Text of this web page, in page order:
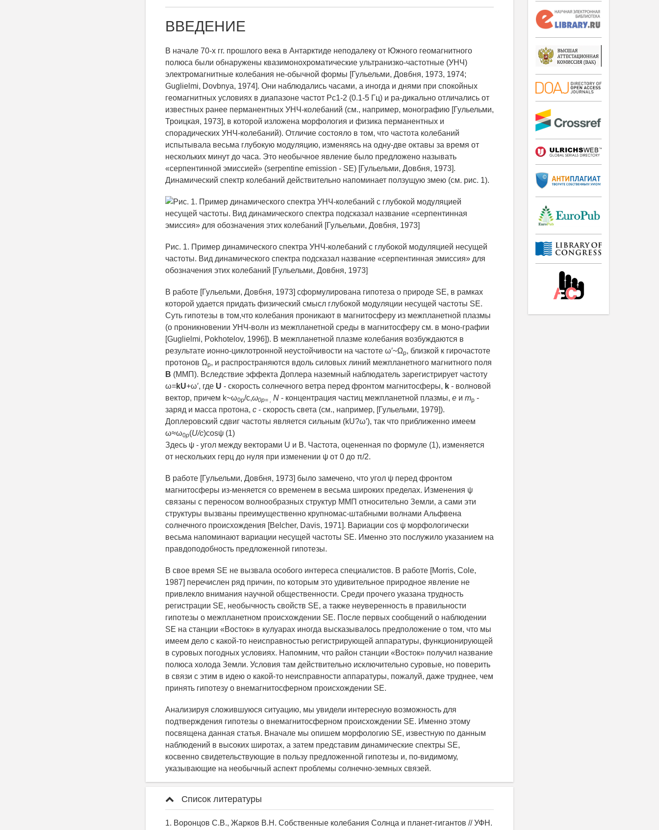
ВВЕДЕНИЕ
В начале 70-х гг. прошлого века в Антарктиде неподалеку от Южного геомагнитного
полюса были обнаружены квазимонохроматические ультранизко-частотные (УНЧ)
электромагнитные колебания не-обычной формы [Гульельми, Довбня, 1973, 1974;
Guglielmi, Dovbnya, 1974]. Они наблюдались часами, а иногда и днями при спокойных
геомагнитных условиях в диапазоне частот Рс1-2 (0.1-5 Гц) и ра-дикально отличались от
известных ранее перманентных УНЧ-колебаний (см., например, монографию [Гульельми,
Троицкая, 1973], в которой изложена морфология и физика перманентных и
спорадических УНЧ-колебаний). Отличие состояло в том, что частота колебаний
испытывала весьма глубокую модуляцию, изменяясь на одну-две октавы за время от
нескольких минут до часа. Это необычное явление было предложено называть
«серпентинной эмиссией» (serpentine emission - SE) [Гульельми, Довбня, 1973].
Динамический спектр колебаний действительно напоминает ползущую змею (см. рис. 1).
Рис. 1. Пример динамического спектра УНЧ-колебаний с глубокой модуляцией несущей
частоты. Вид динамического спектра подсказал название «серпентинная эмиссия» для
обозначения этих колебаний [Гульельми, Довбня, 1973]
В работе [Гульельми, Довбня, 1973] сформулирована гипотеза о природе SE, в рамках
которой удается придать физический смысл глубокой модуляции несущей частоты SE.
Суть гипотезы в том,что колебания проникают в магнитосферу из межпланетной плазмы
(о проникновении УНЧ-волн из межпланетной среды в магнитосферу см. в моно-графии
[Guglielmi, Pokhotelov, 1996]). В межпланетной плазме колебания возбуждаются в
результате ионно-циклотронной неустойчивости на частоте ω′~Ωp, близкой к гирочастоте
протонов Ωp, и распространяются вдоль силовых линий межпланетного магнитного поля
B (ММП). Вследствие эффекта Доплера наземный наблюдатель зарегистрирует частоту
ω=kU+ω′, где U - скорость солнечного ветра перед фронтом магнитосферы, k - волновой
вектор, причем k~ω0p/c,ω0p= , N - концентрация частиц межпланетной плазмы, e и mp -
заряд и масса протона, c - скорость света (см., например, [Гульельми, 1979]).
Доплеровский сдвиг частоты является сильным (kU?ω′), так что приближенно имеем
ω≈ω0p(U/c)cosψ (1)
Здесь ψ - угол между векторами U и B. Частота, оцененная по формуле (1), изменяется
от нескольких герц до нуля при изменении ψ от 0 до π/2.
В работе [Гульельми, Довбня, 1973] было замечено, что угол ψ перед фронтом
магнитосферы из-меняется со временем в весьма широких пределах. Изменения ψ
связаны с переносом волнообразных структур ММП относительно Земли, а сами эти
структуры вызваны преимущественно крупномас-штабными волнами Альфвена
солнечного происхождения [Belcher, Davis, 1971]. Вариации cos ψ морфологически
весьма напоминают вариации несущей частоты SE. Именно это послужило указанием на
правдоподобность предложенной гипотезы.
В свое время SE не вызвала особого интереса специалистов. В работе [Morris, Cole,
1987] перечислен ряд причин, по которым это удивительное природное явление не
привлекло внимания научной общественности. Среди прочего указана трудность
регистрации SE, необычность свойств SE, а также неуверенность в правильности
гипотезы о межпланетном происхождении SE. После первых сообщений о наблюдении
SE на станции «Восток» в кулуарах иногда высказывалось предположение о том, что мы
имеем дело с какой-то неисправностью регистрирующей аппаратуры, функционирующей
в суровых погодных условиях. Напомним, что район станции «Восток» получил название
полюса холода Земли. Условия там действительно исключительно суровые, но поверить
в связи с этим в идею о какой-то неисправности аппаратуры, пожалуй, даже труднее, чем
принять гипотезу о внемагнитосферном происхождении SE.
Анализируя сложившуюся ситуацию, мы увидели интересную возможность для
подтверждения гипотезы о внемагнитосферном происхождении SE. Именно этому
посвящена данная статья. Вначале мы опишем морфологию SE, известную по данным
наблюдений в высоких широтах, а затем представим динамические спектры SE,
косвенно свидетельствующие в пользу предложенной гипотезы и, по-видимому,
указывающие на необычный аспект проблемы солнечно-земных связей.
Список литературы
1. Воронцов С.В., Жарков В.Н. Собственные колебания Солнца и планет-гигантов // УФН.